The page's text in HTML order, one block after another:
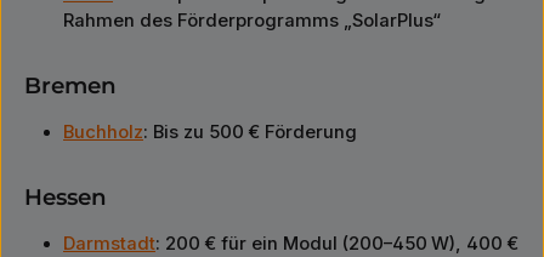
Rahmen des Förderprogramms „SolarPlus“
Bremen
Buchholz: Bis zu 500 € Förderung
Hessen
Darmstadt: 200 € für ein Modul (200–450 W), 400 €